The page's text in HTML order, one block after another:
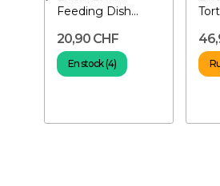
Feeding Dish
nourriture pour...
20,90 CHF
En stock (4)